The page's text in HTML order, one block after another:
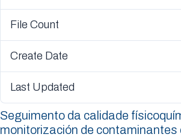
File Count
Create Date
Last Updated
Seguimento da calidade
monitorización de contaminantes